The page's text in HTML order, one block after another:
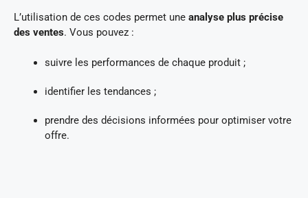
L’utilisation de ces codes permet une analyse plus précise
des ventes. Vous pouvez :
suivre les performances de chaque produit ;
identifier les tendances ;
prendre des décisions informées pour optimiser votre
offre.